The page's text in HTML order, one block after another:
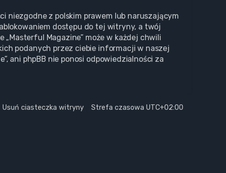
niezgodne z polskim prawem lub naruszającym
dostępu do tej witryny, a twój
Magazine” może w każdej chwili
podanych przez ciebie informacji w naszej
ani phpBB nie ponosi odpowiedzialności za
Strefa czasowa UTC+02:00
Usuń ciasteczka witryny